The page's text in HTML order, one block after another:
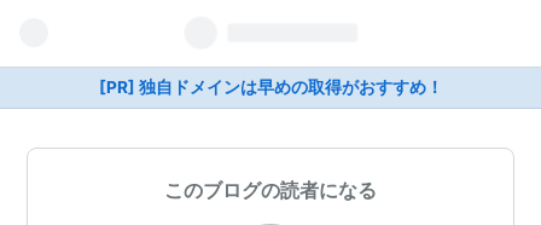
[PR] 独自ドメインは早めの取得がおすすめ！
このブログの読者になる